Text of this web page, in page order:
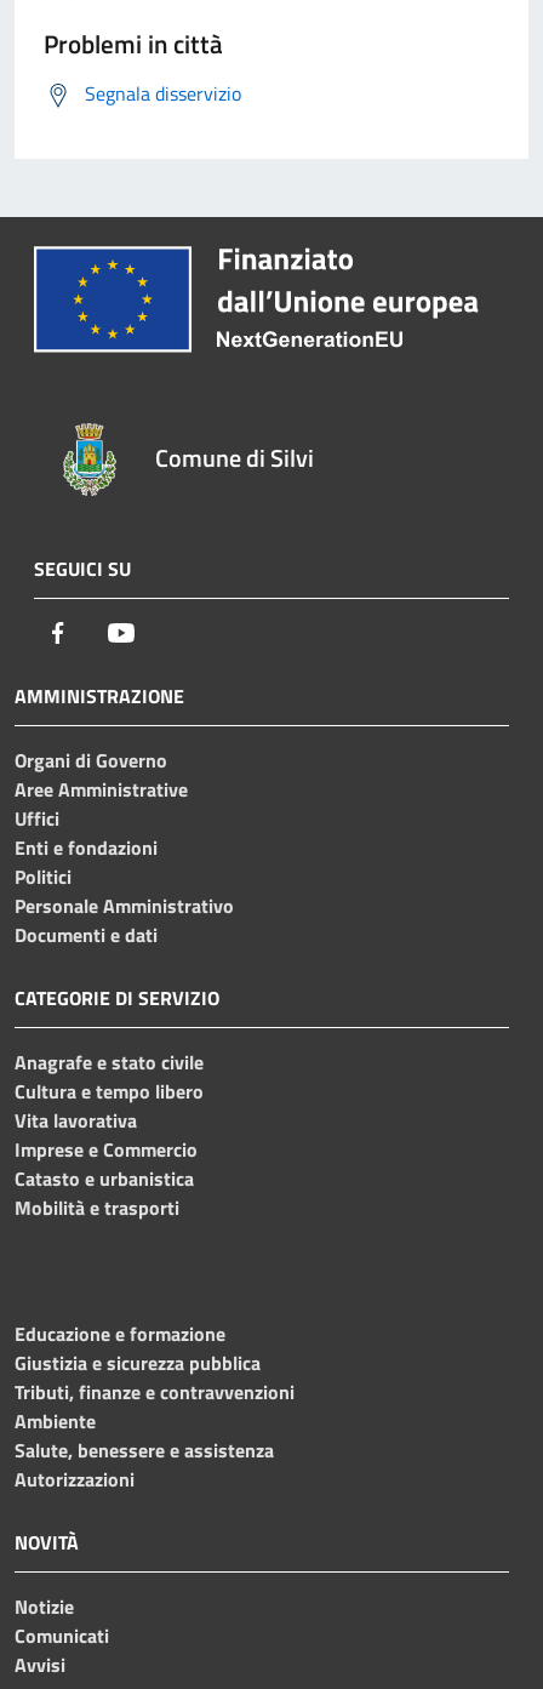
Problemi in città
Segnala disservizio
Comune di Silvi
SEGUICI SU
Facebook
AMMINISTRAZIONE
Organi di Governo
Aree Amministrative
Uffici
Enti e fondazioni
Politici
Personale Amministrativo
Documenti e dati
CATEGORIE DI SERVIZIO
Anagrafe e stato civile
Cultura e tempo libero
Vita lavorativa
Imprese e Commercio
Catasto e urbanistica
Mobilità e trasporti
Educazione e formazione
Giustizia e sicurezza pubblica
Tributi, finanze e contravvenzioni
Ambiente
Salute, benessere e assistenza
Autorizzazioni
NOVITÀ
Notizie
Comunicati
Avvisi